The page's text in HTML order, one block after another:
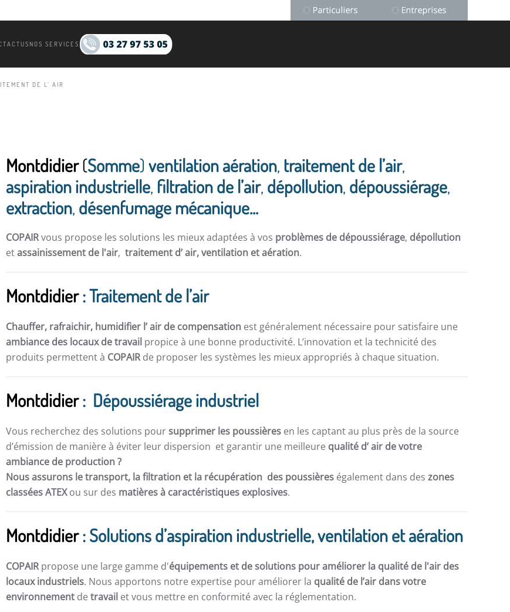
ACTUS NOS SERVICES
DE L’ AIR
Montdidier(Somme)ventilation aération, traitement de l’air,
aspiration industrielle, filtration de l’air, dépollution, dépoussiérage,
extraction, désenfumage mécanique...
COPAIRvous propose les solutions les mieux adaptées à vos problèmes de dépoussiérage, dépollution
etassainissement de l'air,traitement d’ air,ventilation et aération.
Montdidier: Traitement de l’air
Chauffer, rafraichir, humidifier l’ air de compensation est généralement nécessaire pour satisfaire une
ambiance des locaux de travail propice à une bonne productivité. L’innovation et la technicité des
produits permettent à COPAIRde proposer les systèmes les mieux appropriés à chaque situation.
Montdidier: Dépoussiérage industriel
Vous recherchez des solutions poursupprimer les poussières en les captant au plus près de la source
d’émission de manière à éviter leur dispersion et garantir une meilleure qualité d’ air de votre
ambiance de production ?
Nous assurons le transport, la filtration et la récupération des poussières également dans deszones
classées ATEXou sur des matières à caractéristiques explosives.
Montdidier: Solutions d’aspiration industrielle, ventilation et aération
COPAIRpropose une large gamme d'équipements et de solutions pour améliorer la qualité de l'air des
locaux industriels. Nous apportons notre expertise pour améliorer la qualité de l’air dans votre
environnement detravail et vous mettre en conformité avec la réglementation.